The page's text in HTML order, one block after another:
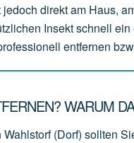
direkt am Haus,
Insekt schnell
entfernen
WARUM
(Dorf) sollten